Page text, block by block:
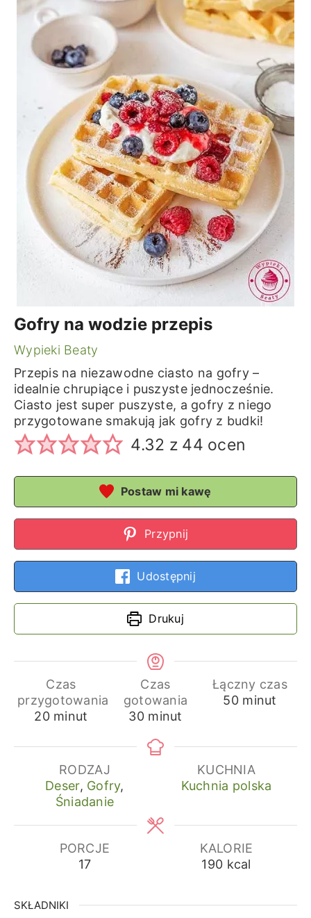
Gofry na wodzie przepis
Wypieki Beaty
Przepis na niezawodne ciasto na gofry –
idealnie chrupiące i puszyste jednocześnie.
Ciasto jest super puszyste, a gofry z niego
przygotowane smakują jak gofry z budki!
4.32 z 44 ocen
Postaw mi kawę
Przypnij
Udostępnij
Drukuj
Czas
przygotowania
20minuty
minut
Czas
gotowania
30minuty
minut
Łączny czas
50minuty
minut
RODZAJ
Deser, Gofry,
Śniadanie
KUCHNIA
Kuchnia polska
PORCJE
17
KALORIE
190 kcal
SKŁADNIKI